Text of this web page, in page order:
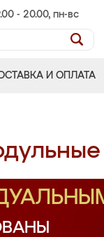
- 20.00, пн-вс
И ОПЛАТА